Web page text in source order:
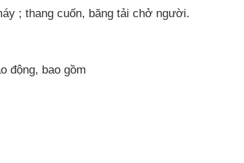
; thang cuốn, băng tải chở người.
động, bao gồm